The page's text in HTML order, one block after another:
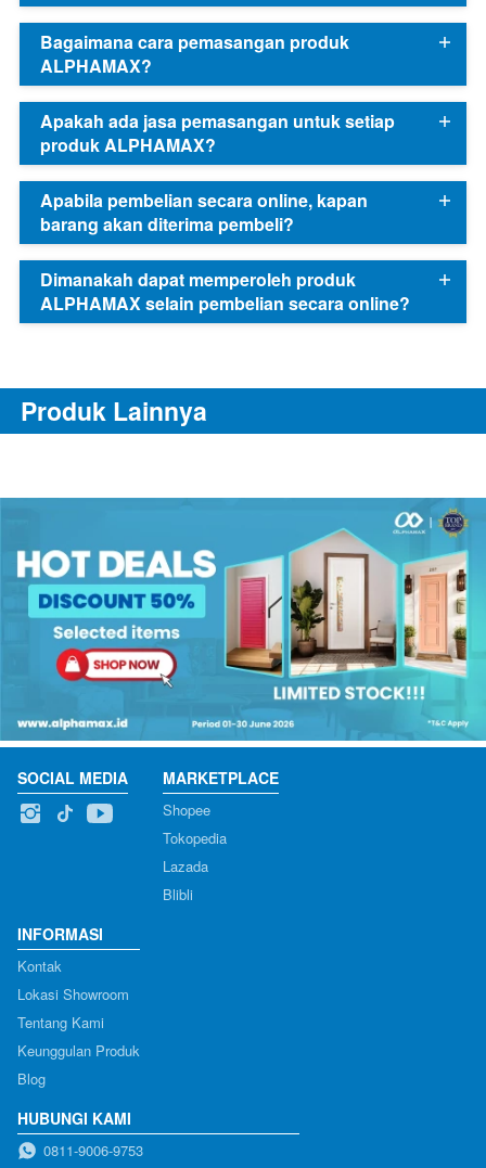
Bagaimana cara pemasangan produk
ALPHAMAX?
Apakah ada jasa pemasangan untuk setiap
produk ALPHAMAX?
Apabila pembelian secara online, kapan
barang akan diterima pembeli?
Dimanakah dapat memperoleh produk
ALPHAMAX selain pembelian secara online?
Produk Lainnya
SOCIAL MEDIA MARKETPLACE
Shopee
Tokopedia
Lazada
Blibli
INFORMASI
Kontak
Lokasi Showroom
Tentang Kami
Keunggulan Produk
Blog
HUBUNGI KAMI
0811-9006-9753